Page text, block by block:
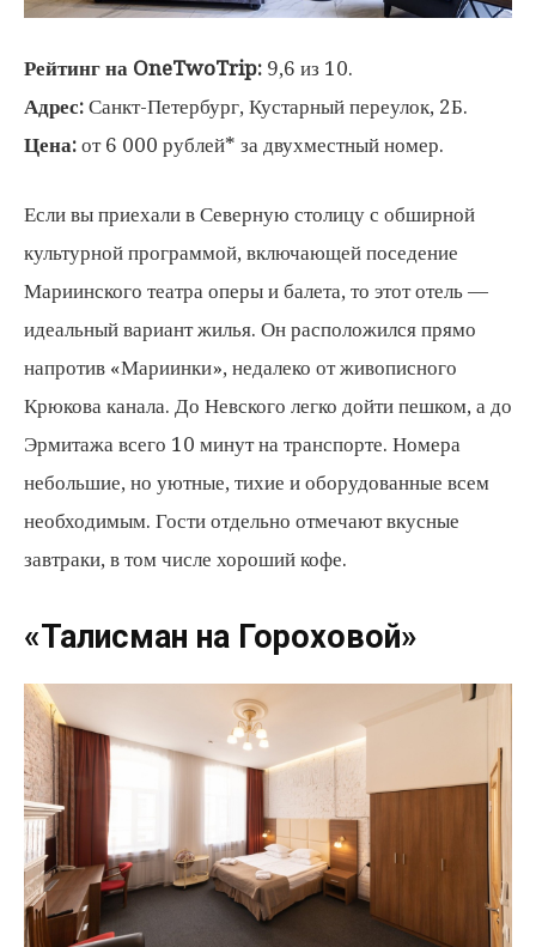
Рейтинг на OneTwoTrip: 9,6 из 10.
Адрес: Санкт-Петербург, Кустарный переулок, 2Б.
Цена: от 6 000 рублей* за двухместный номер.
Если вы приехали в Северную столицу с обширной
культурной программой, включающей поседение
Мариинского театра оперы и балета, то этот отель —
идеальный вариант жилья. Он расположился прямо
напротив «Мариинки», недалеко от живописного
Крюкова канала. До Невского легко дойти пешком, а до
Эрмитажа всего 10 минут на транспорте. Номера
небольшие, но уютные, тихие и оборудованные всем
необходимым. Гости отдельно отмечают вкусные
завтраки, в том числе хороший кофе.
«Талисман на Гороховой»